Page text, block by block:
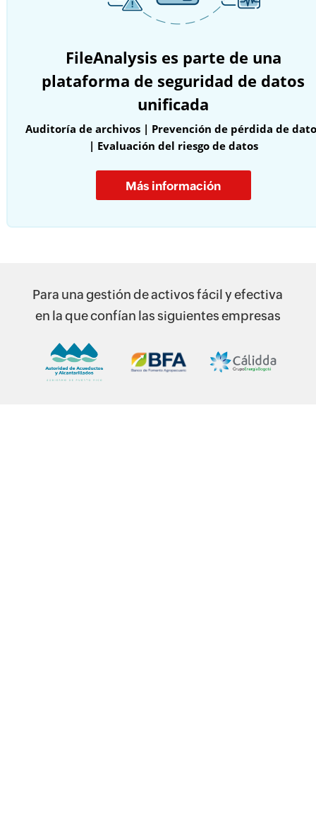
FileAnalysis es parte de una
plataforma de seguridad de datos
unificada
Auditoría de archivos | Prevención de pérdida de
| Evaluación del riesgo de datos
Más información
Para una gestión de activos fácil y efectiva
en la que confían las siguientes empresas